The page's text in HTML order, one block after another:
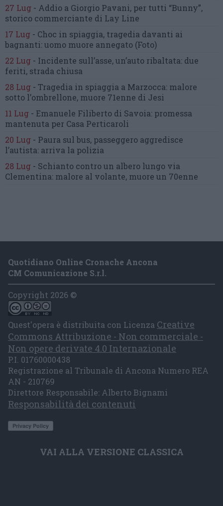
27 Lug - Addio a Giorgio Pavani, per tutti “Bunny”,
storico commerciante di Lay Line
17 Lug - Choc in spiaggia, tragedia davanti ai
bagnanti:uomo muore annegato (Foto)
22 Lug - Incidente sull’asse, un’auto ribaltata: due
feriti, strada chiusa
28 Lug - Tragedia in spiaggia a Marzocca: malore
sotto l’ombrellone, muore 71enne di Jesi
11 Lug - Emanuele Filiberto di Savoia: promessa
mantenuta per Casa Perticaroli
20 Lug - Paura sul bus, passeggero aggredisce
l’autista: arriva la polizia
28 Lug - Schianto contro un albero lungo via
Clementina: malore al volante, muore un 70enne
Quotidiano Online Cronache Ancona
CM Comunicazione S.r.l.
Copyright 2026 ©
Quest'opera è distribuita con Licenza Creative
Commons Attribuzione - Non commerciale -
Non opere derivate 4.0 Internazionale
P.I. 01760000438
Registrazione al Tribunale di Ancona Numero REA
AN - 210769
Direttore Responsabile: Alberto Bignami
Responsabilità dei contenuti
VAI ALLA VERSIONE CLASSICA